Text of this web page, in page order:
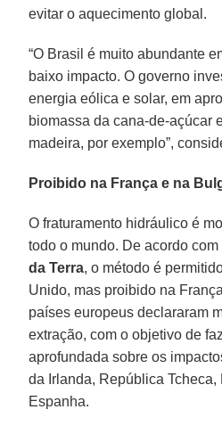
evitar o aquecimento global.
“O Brasil é muito abundante
baixo impacto. O governo
energia eólica e solar, em
biomassa da cana-de-açúcar
madeira, por exemplo”,
Proibido na França e na
O fraturamento hidráulico é
todo o mundo. De acordo
da Terra, o método é
Unido, mas proibido na
países europeus declararam
extração, com o objetivo de
aprofundada sobre os
da Irlanda, República
Espanha.